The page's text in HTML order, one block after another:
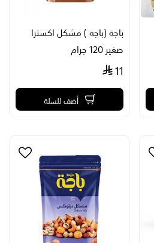
باجة (باجه ) مشكل اكسترا
صغير 120 جرام
11
أضف للسلة